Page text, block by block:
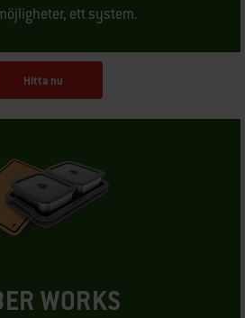
ett system.
Hitta nu
WORKS